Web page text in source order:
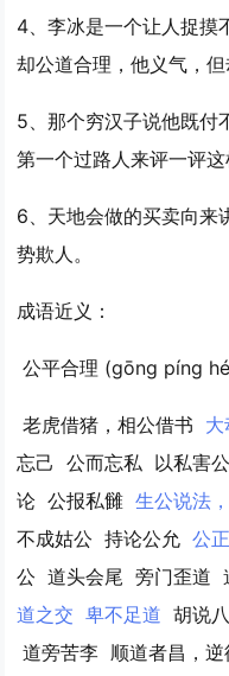
4、李冰是一个让人捉摸
却公道合理 ，他义气，
5、那个穷汉子说他既付
第一个过路人来评一评
6、天地会做的买卖向来
势欺人。
成语近义：
公平合理 (gōng píng hé
老虎借猪，相公借书
忘己
公而忘私 以私害公
论 公报私雠 生公说法
不成姑公 持论公允 公
公 道头会尾 旁门歪道
道之交 卑不足道 胡说
道旁苦李 顺道者昌，